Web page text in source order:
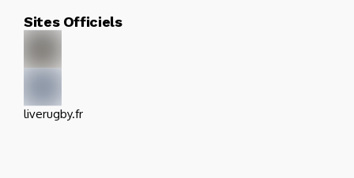
Sites Officiels
liverugby.fr